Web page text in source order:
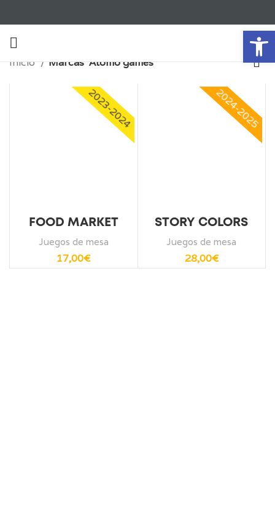
Inicio Marcas Átomo games
2023-2024
FOOD MARKET
Juegos de mesa
17,00€
2024-2025
STORY COLORS
Juegos de mesa
28,00€